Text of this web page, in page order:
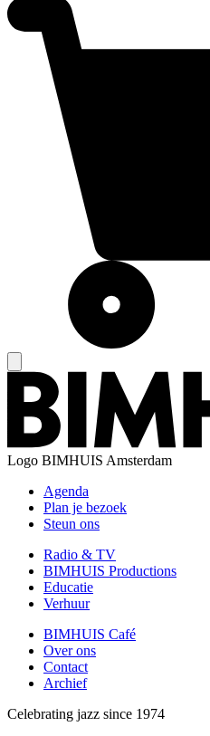
Logo BIMHUIS Amsterdam
Agenda
Plan je bezoek
Steun ons
Radio & TV
BIMHUIS Productions
Educatie
Verhuur
BIMHUIS Café
Over ons
Contact
Archief
Celebrating jazz since 1974